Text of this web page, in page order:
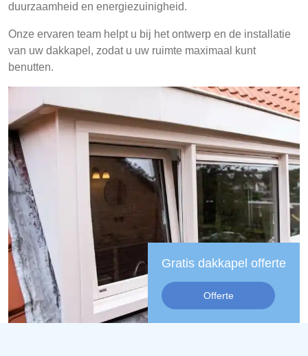
duurzaamheid en energiezuinigheid.
Onze ervaren team helpt u bij het ontwerp en de installatie
van uw dakkapel, zodat u uw ruimte maximaal kunt
benutten.
Gratis dakkapel offerte
Offerte